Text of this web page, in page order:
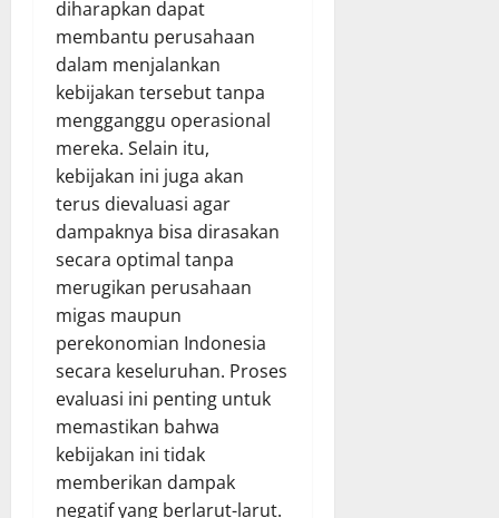
diharapkan dapat
membantu perusahaan
dalam menjalankan
kebijakan tersebut tanpa
mengganggu operasional
mereka. Selain itu,
kebijakan ini juga akan
terus dievaluasi agar
dampaknya bisa dirasakan
secara optimal tanpa
merugikan perusahaan
migas maupun
perekonomian Indonesia
secara keseluruhan. Proses
evaluasi ini penting untuk
memastikan bahwa
kebijakan ini tidak
memberikan dampak
negatif yang berlarut-larut.